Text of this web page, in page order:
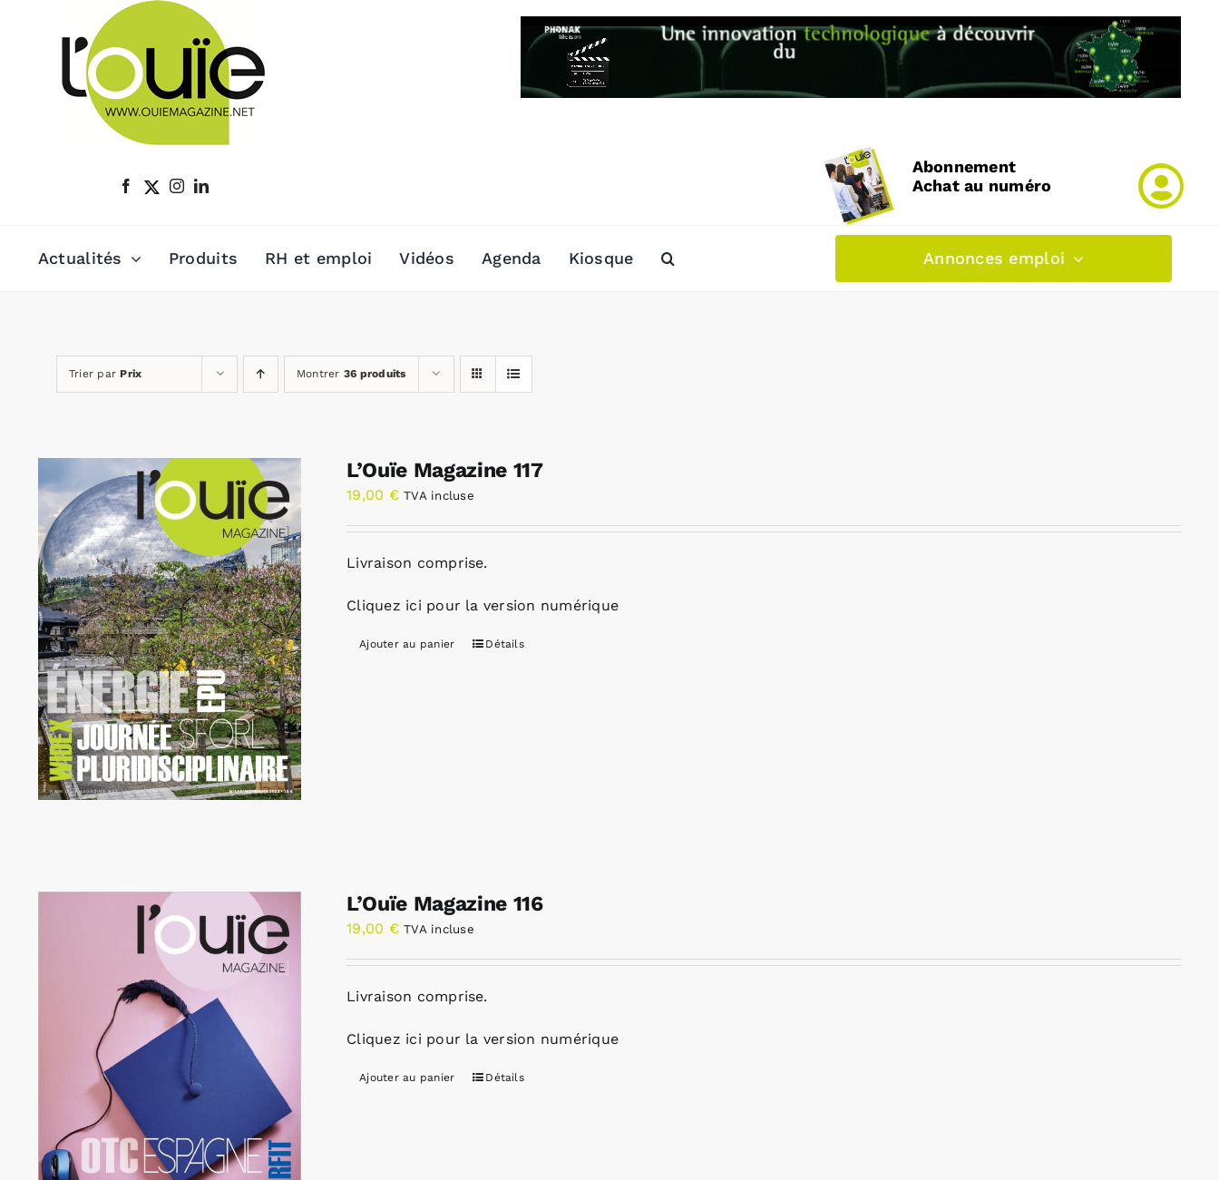
Abonnement
Achat au numéro
Actualités Produits RH et emploi Vidéos Agenda Kiosque Annonces emploi
Trier parPrix Montrer 36 produits
L’Ouïe Magazine 117
19,00 € TVA incluse
Livraison comprise.
Cliquez ici pour la version numérique
Ajouter au panier Détails
L’Ouïe Magazine 116
19,00 € TVA incluse
Livraison comprise.
Cliquez ici pour la version numérique
Ajouter au panier Détails